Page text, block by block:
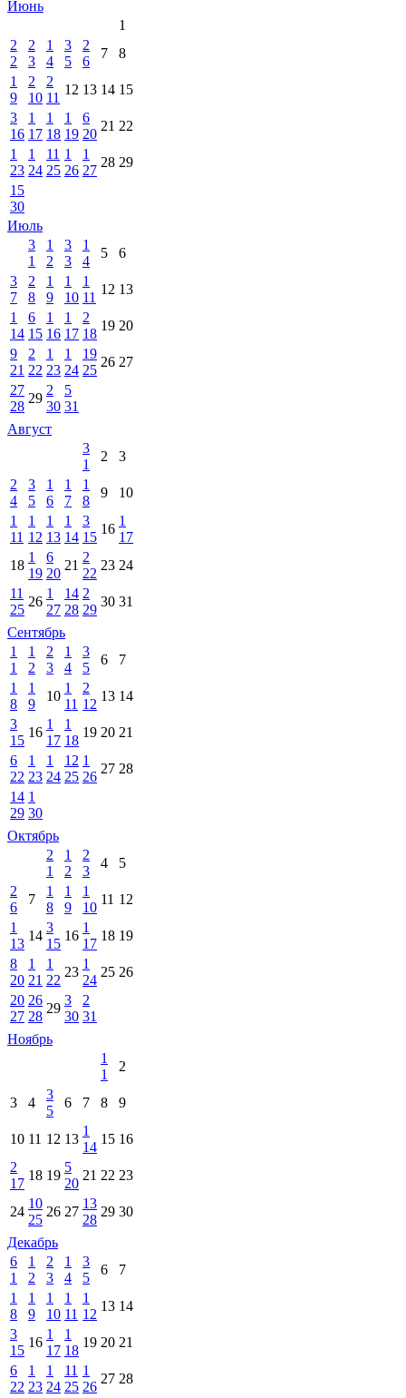
Июнь
1
2
2
2
3
1
4
3
5
2
6
7
8
1
9
2
10
2
11
12 13 14 15
3
16
1
17
1
18
1
19
6
20
21 22
1
23
1
24
11
25
1
26
1
27
28 29
15
30
Июль
3
1
1
2
3
3
1
4
5
6
3
7
2
8
1
9
1
10
1
11
12 13
1
14
6
15
1
16
1
17
2
18
19 20
9
21
2
22
1
23
1
24
19
25
26 27
27
28
29
2
30
5
31
Август
3
1
2
3
2
4
3
5
1
6
1
7
1
8
9
10
1
11
1
12
1
13
1
14
3
15
16
1
17
18
1
19
6
20
21
2
22
23 24
11
25
26
1
27
14
28
2
29
30 31
Сентябрь
1
1
1
2
2
3
1
4
3
5
6
7
1
8
1
9
10
1
11
2
12
13 14
3
15
16
1
17
1
18
19 20 21
6
22
1
23
1
24
12
25
1
26
27 28
14
29
1
30
Октябрь
2
1
1
2
2
3
4
5
2
6
7
1
8
1
9
1
10
11 12
1
13
14
3
15
16
1
17
18 19
8
20
1
21
1
22
23
1
24
25 26
20
27
26
28
29
3
30
2
31
Ноябрь
1
1
2
3 4
3
5
6 7 8 9
10 11 12 13
1
14
15 16
2
17
18 19
5
20
21 22 23
24
10
25
26 27
13
28
29 30
Декабрь
6
1
1
2
2
3
1
4
3
5
6
7
1
8
1
9
1
10
1
11
1
12
13 14
3
15
16
1
17
1
18
19 20 21
6
22
1
23
1
24
11
25
1
26
27 28